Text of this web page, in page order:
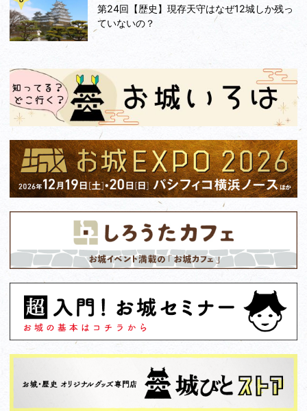
第24回【歴史】現存天守はなぜ12城しか残っ
ていないの？